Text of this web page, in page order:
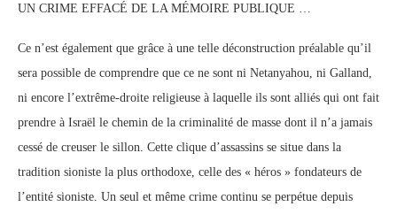
UN CRIME EFFACÉ DE LA MÉMOIRE PUBLIQUE …
Ce n’est également que grâce à une telle déconstruction préalable qu’il
sera possible de comprendre que ce ne sont ni Netanyahou, ni Galland,
ni encore l’extrême-droite religieuse à laquelle ils sont alliés qui ont fait
prendre à Israël le chemin de la criminalité de masse dont il n’a jamais
cessé de creuser le sillon. Cette clique d’assassins se situe dans la
tradition sioniste la plus orthodoxe, celle des « héros » fondateurs de
l’entité sioniste. Un seul et même crime continu se perpétue depuis